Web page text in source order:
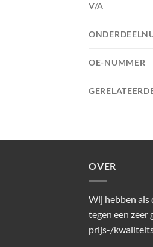
V/A
OE-NUMMER
OVER
Wij hebben als
tegen een zeer
prijs-/